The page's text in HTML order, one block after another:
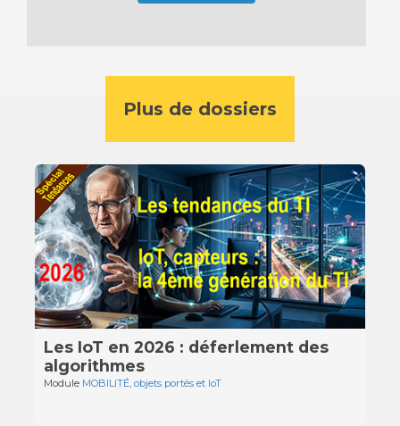
Plus de dossiers
Les IoT en 2026 : déferlement des
algorithmes
Module MOBILITÉ, objets portés et IoT